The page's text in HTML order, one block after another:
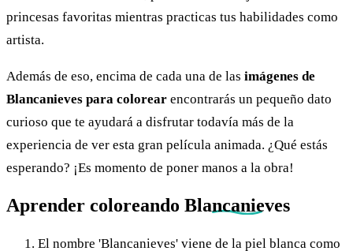
princesas favoritas mientras practicas tus habilidades como
artista.
Además de eso, encima de cada una de las imágenes de
Blancanieves para colorear encontrarás un pequeño dato
curioso que te ayudará a disfrutar todavía más de la
experiencia de ver esta gran película animada. ¿Qué estás
esperando? ¡Es momento de poner manos a la obra!
Aprender coloreando Blancanieves
El nombre 'Blancanieves' viene de la piel blanca como